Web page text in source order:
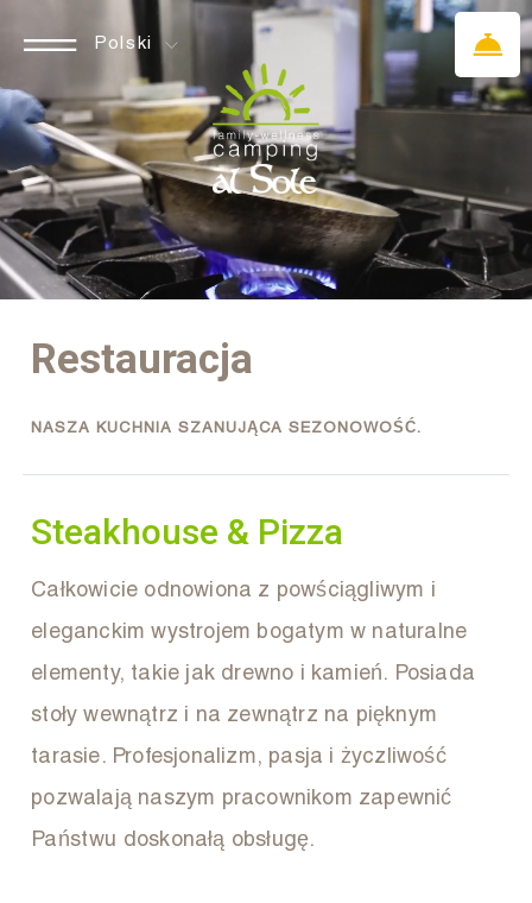
Polski
Restauracja
NASZA KUCHNIA SZANUJĄCA SEZONOWOŚĆ.
Steakhouse & Pizza
Całkowicie odnowiona z powściągliwym i
eleganckim wystrojem bogatym w naturalne
elementy, takie jak drewno i kamień. Posiada
stoły wewnątrz i na zewnątrz na pięknym
tarasie. Profesjonalizm, pasja i życzliwość
pozwalają naszym pracownikom zapewnić
Państwu doskonałą obsługę.